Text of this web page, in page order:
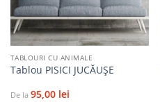
TABLOURI CU ANIMALE
Tablou PISICI JUCĂUŞE
De la 95,00 lei